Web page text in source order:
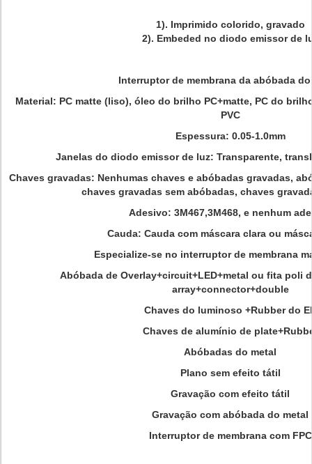
1). Imprimido colorido, gravado
2). Embeded no diodo emissor de
Interruptor de membrana da abóbada
Material: PC matte (liso), óleo do brilho PC+matte, PC do
PVC
Espessura: 0.05-1.0mm
Janelas do diodo emissor de luz: Transparente,
Chaves gravadas: Nenhumas chaves e abóbadas gravadas,
chaves gravadas sem abóbadas, chaves
Adesivo: 3M467,3M468, e nenhum
Cauda: Cauda com máscara clara ou
Especialize-se no interruptor de membrana
Abóbada de Overlay+circuit+LED+metal ou fita poli
array+connector+double
Chaves do luminoso +Rubber do
Chaves de alumínio de
Abóbadas do metal
Plano sem efeito tátil
Gravação com efeito tátil
Gravação com abóbada do metal
Interruptor de membrana com FPC